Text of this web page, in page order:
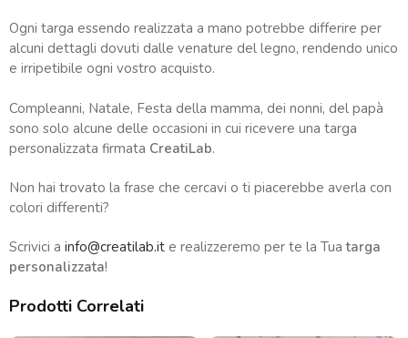
Ogni targa essendo realizzata a mano potrebbe differire per
alcuni dettagli dovuti dalle venature del legno, rendendo unico
e irripetibile ogni vostro acquisto.
Compleanni, Natale, Festa della mamma, dei nonni, del papà
sono solo alcune delle occasioni in cui ricevere una targa
personalizzata firmata CreatiLab.
Non hai trovato la frase che cercavi o ti piacerebbe averla con
colori differenti?
Scrivici a info@creatilab.it e realizzeremo per te la Tuatarga
personalizzata!
Prodotti Correlati